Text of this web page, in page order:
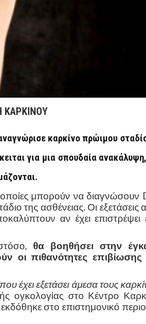
ΚΑΡΚΙΝΟΥ
καρκίνο πρώιμου
για μια σπουδαία
οποίες μπορούν να διαγνώσουν
της ασθένειας. Οι εξετάσεις
αν έχει επιστρέψει
θα βοηθήσει στην
οι πιθανότητες
έχει εξετάσει άμεσα τους
ογκολογίας στο Κέντρο
στο επιστημονικό